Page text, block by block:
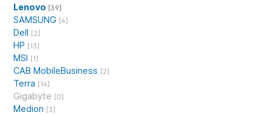
Lenovo [39]
SAMSUNG [4]
Dell [2]
HP [13]
MSI [1]
CAB MobileBusiness [2]
Terra [14]
Gigabyte [0]
Medion [3]